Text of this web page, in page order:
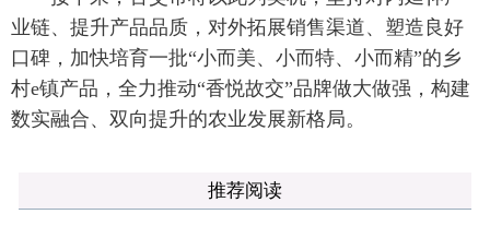
业链、提升产品品质，对外拓展销售渠道、塑造良好
口碑，加快培育一批“小而美、小而特、小而精”的乡
村e镇产品，全力推动“香悦故交”品牌做大做强，构建
数实融合、双向提升的农业发展新格局。
推荐阅读